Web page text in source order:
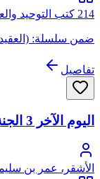
214 كتب التوحيد والعقيدة
ضمن سلسلة:
تفاصيل
اليوم الآخر 3 الجنة والنار
الأشقر، عمر بن